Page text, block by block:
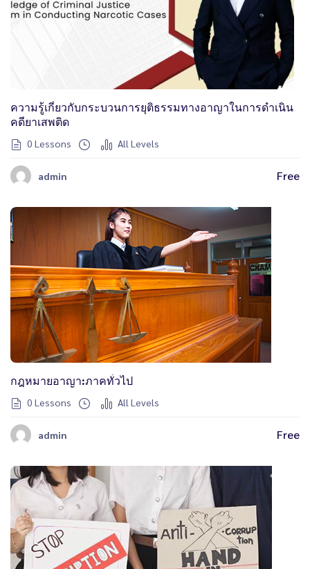
ความรู้เกี่ยวกับกระบวนการยุติธรรมทางอาญาในการดำเนิน
คดียาเสพติด
0 Lessons
All Levels
admin Free
กฎหมายอาญา:ภาคทั่วไป
0 Lessons
All Levels
admin Free